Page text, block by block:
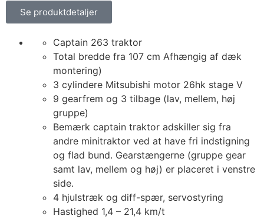
Se produktdetaljer
Captain 263 traktor
Total bredde fra 107 cm Afhængig af dæk
montering)
3 cylindere Mitsubishi motor 26hk stage V
9 gearfrem og 3 tilbage (lav, mellem, høj
gruppe)
Bemærk captain traktor adskiller sig fra
andre minitraktor ved at have fri indstigning
og flad bund. Gearstængerne (gruppe gear
samt lav, mellem og høj) er placeret i venstre
side.
4 hjulstræk og diff-spær, servostyring
Hastighed 1,4 – 21,4 km/t